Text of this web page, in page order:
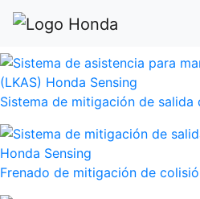
Sistema de asistencia para
Sistema de mitigación de salida
Frenado de mitigación de